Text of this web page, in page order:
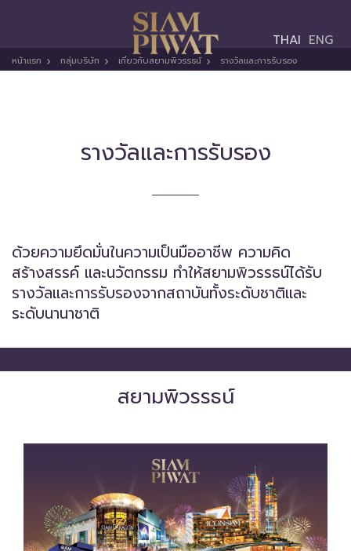
THAI ENG
หน้าแรก กลุ่มบริษัท เกี่ยวกับสยามพิวรรธน์ รางวัลและการรับรอง
รางวัลและการรับรอง
ด้วยความยึดมั่นในความเป็นมืออาชีพ ความคิด
สร้างสรรค์ และนวัตกรรม ทำให้สยามพิวรรธน์ได้รับ
รางวัลและการรับรองจากสถาบันทั้งระดับชาติและ
ระดับนานาชาติ
สยามพิวรรธน์